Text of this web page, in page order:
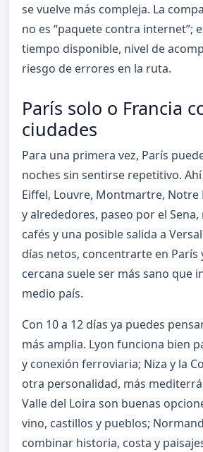
se vuelve más compleja. La
no es “paquete contra internet”;
tiempo disponible, nivel de
riesgo de errores en la ruta.
París solo o Francia
ciudades
Para una primera vez, París
noches sin sentirse repetitivo.
Eiffel, Louvre, Montmartre,
y alrededores, paseo por el
cafés y una posible salida a
días netos, concentrarte en París
cercana suele ser más sano que
medio país.
Con 10 a 12 días ya puedes
más amplia. Lyon funciona bien
y conexión ferroviaria; Niza y la
otra personalidad, más
Valle del Loira son buenas
vino, castillos y pueblos;
combinar historia, costa y